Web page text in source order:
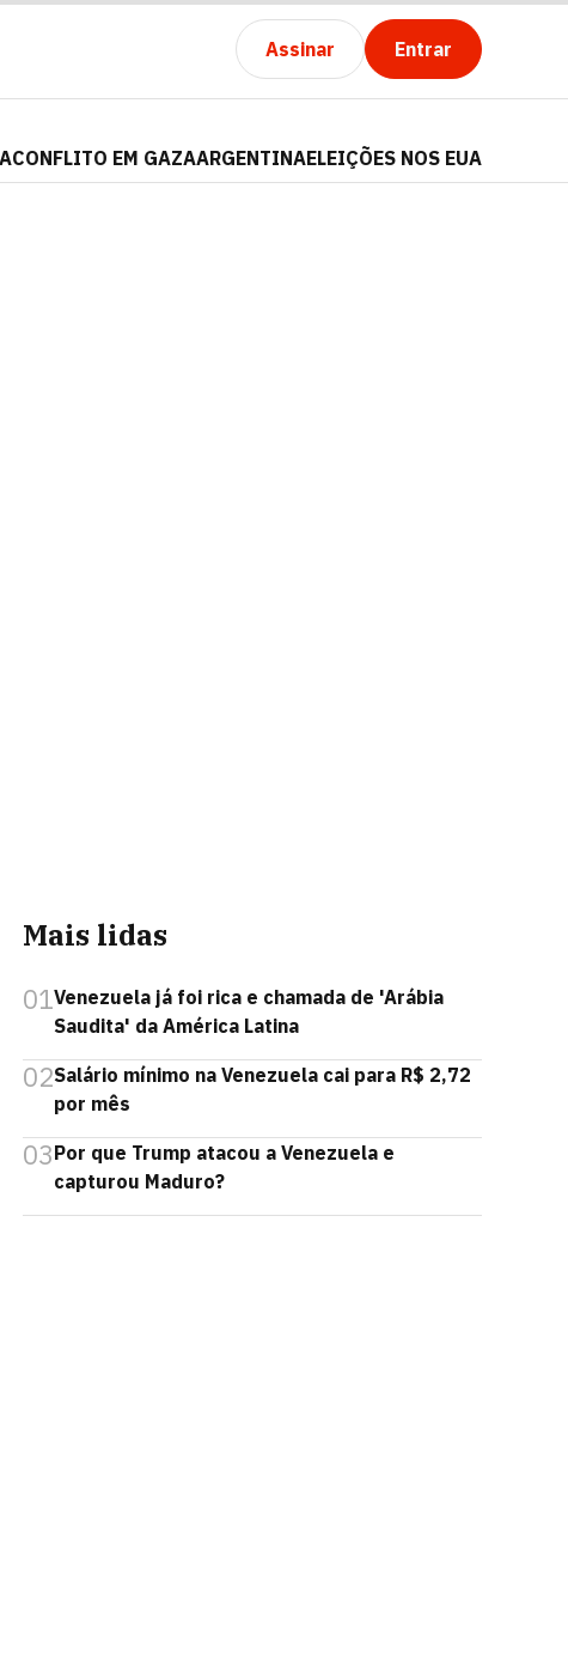
Assinar Entrar
CONFLITO EM GAZAARGENTINAELEIÇÕES NOS EUA
Mais lidas
01Venezuela já foi rica e chamada de 'Arábia
Saudita' da América Latina
02Salário mínimo na Venezuela cai para R$ 2,72
por mês
03Por que Trump atacou a Venezuela e
capturou Maduro?